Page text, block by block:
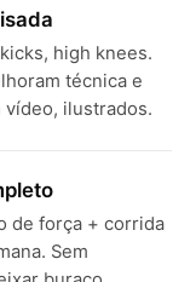
high knees.
técnica e
vídeo, ilustrados.
de força + corrida
Sem